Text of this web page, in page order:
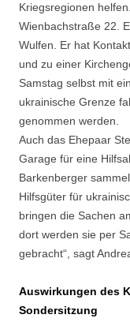
Kriegsregionen
Wienbachstraße 22.
Wulfen. Er hat
und zu einer
Samstag selbst mit
ukrainische Grenze
genommen werden.
Auch das Ehepaar
Garage für eine
Barkenberger
Hilfsgüter für
bringen die Sachen
dort werden sie per
gebracht“, sagt
Auswirkungen des
Sondersitzung